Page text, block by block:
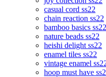
casual cord ss22
chain reaction ss22
bamboo basics ss22
nature beads ss22
heishi delight ss22
enamel tiles ss22
vintage enamel
hoop must have